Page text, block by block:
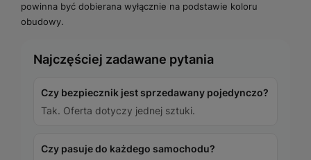
powinna być dobierana wyłącznie na podstawie koloru
obudowy.
Najczęściej zadawane pytania
Czy bezpiecznik jest sprzedawany pojedynczo?
Tak. Oferta dotyczy jednej sztuki.
Czy pasuje do każdego samochodu?